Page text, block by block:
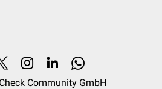
Community GmbH